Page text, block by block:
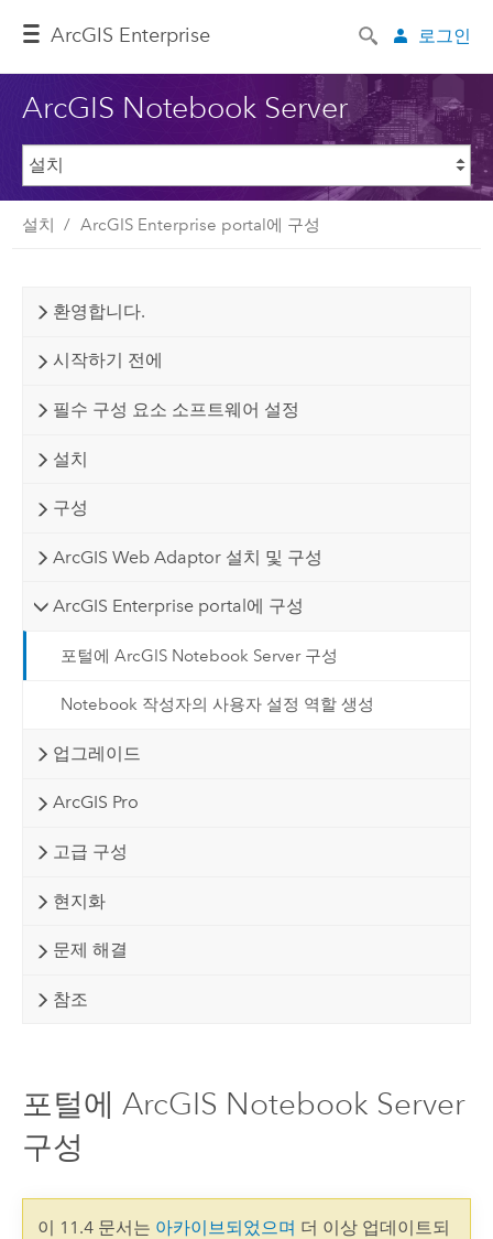
ArcGIS Enterprise 로그인
ArcGIS Notebook Server
설치 ArcGIS Enterprise portal에 구성
환영합니다.
시작하기 전에
필수 구성 요소 소프트웨어 설정
설치
구성
ArcGIS Web Adaptor 설치 및 구성
ArcGIS Enterprise portal에 구성
포털에 ArcGIS Notebook Server 구성
Notebook 작성자의 사용자 설정 역할 생성
업그레이드
ArcGIS Pro
고급 구성
현지화
문제 해결
참조
포털에 ArcGIS Notebook Server
구성
이 11.4 문서는 아카이브되었으며 더 이상 업데이트되